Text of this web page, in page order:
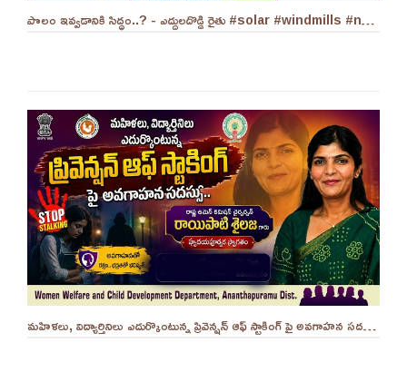
పొలం ఇవ్వడానికి సిద్ధం..? - ఎద్దులదొడ్డి రైతు #solar #windmills #naralokesh #solarenergy
మహిళలు, విద్యార్తినిలు ఎదుర్కొంటున్న ప్రివెన్షన్ ఆఫ్ స్టాకింగ్ పై అవగాహన సదస్సు.. - ||YES 9TV